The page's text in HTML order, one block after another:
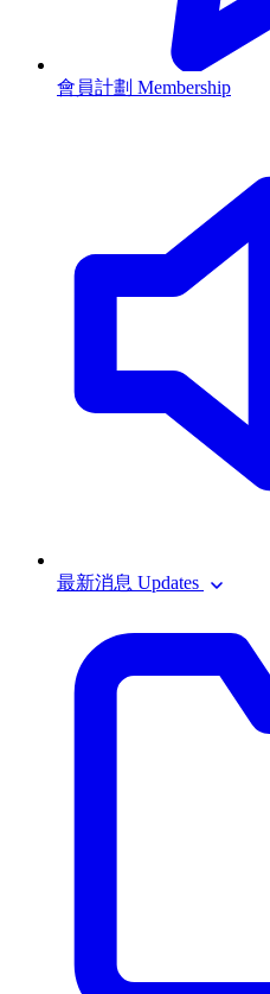
會員計劃 Membership
最新消息 Updates